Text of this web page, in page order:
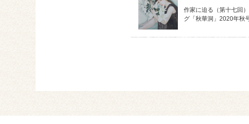
作家に迫る（第十七回
グ「秋華洞」2020年秋